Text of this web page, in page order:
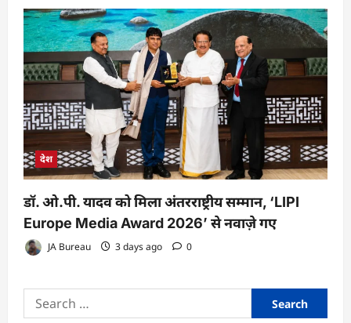
देश
डॉ. ओ.पी. यादव को मिला अंतरराष्ट्रीय सम्मान, ‘LIPI
Europe Media Award 2026’ से नवाज़े गए
JA Bureau 3 days ago 0
Search
for: